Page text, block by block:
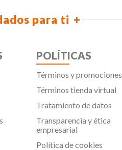
para ti
POLÍTICAS
Términos y promociones
Términos tienda virtual
Tratamiento de datos
Transparencia y ética
empresarial
Política de cookies